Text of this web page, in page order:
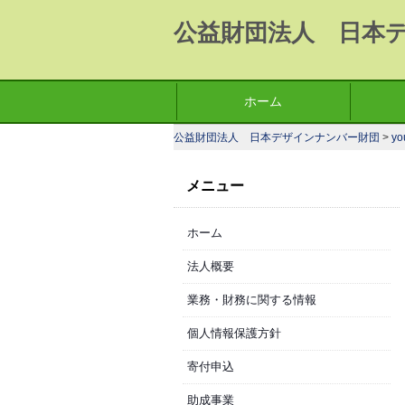
公益財団法人 日本
メインメニュー
テ
ツ
へ
移
動
ホーム
公益財団法人 日本デザインナンバー財団 >
メニュー
ホーム
法人概要
業務・財務に関する情報
個人情報保護方針
寄付申込
助成事業